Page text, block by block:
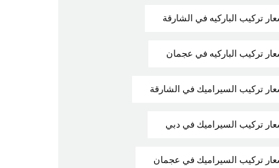
تركيب الباركيه في الشارقة
تركيب الباركيه في عجمان
تركيب السيراميك في الشارقة
تركيب السيراميك في دبي
تركيب السيراميك في عجمان